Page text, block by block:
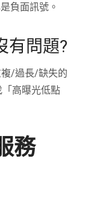
負面訊號。
有問題?
複/過長/缺失的
「高曝光低點
務